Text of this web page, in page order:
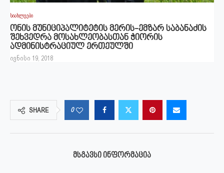
სიახლეები
ონის მუნიციპალიტეტის მერის-ემზარ საბანაძის
შეხვედრა მოსახლეობასთან ჭიორის
ადმინისტრაციულ ერთეულში
ივნისი 19, 2018
SHARE 0
ᲛᲡᲒᲐᲕᲡᲘ ᲘᲜᲤᲝᲠᲛᲐᲪᲘᲐ